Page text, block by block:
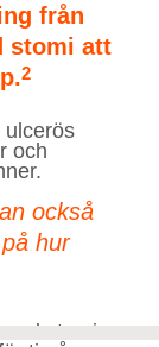
från
stomi att
2
ulcerös
och
också
hur
stomi